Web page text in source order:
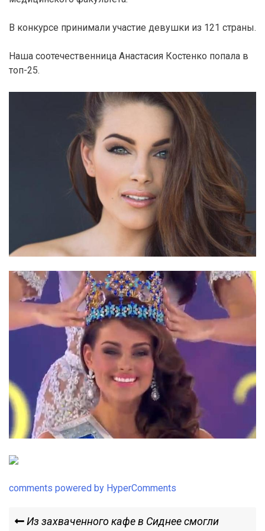
В конкурсе принимали участие девушки из 121 страны.
Наша соотечественница Анастасия Костенко попала в
топ-25.
comments powered by HyperComments
Навигация
Previous
Из захваченного кафе в Сиднее смогли